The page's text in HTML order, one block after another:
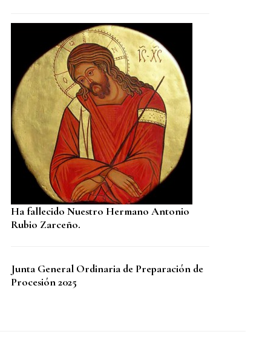
Ha fallecido Nuestro Hermano Antonio
Rubio Zarceño.
Junta General Ordinaria de Preparación de
Procesión 2025